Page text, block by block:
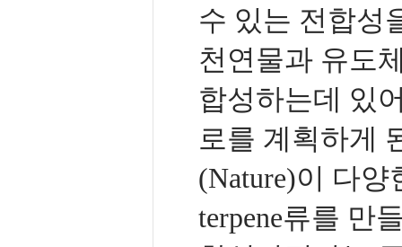
수 있는 전합성
천연물과 유도
합성하는데 있
로를 계획하게
(Nature)이 다양
terpene류를 만